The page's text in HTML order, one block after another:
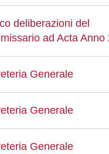
deliberazioni del
ad Acta Anno
Generale
Generale
Generale